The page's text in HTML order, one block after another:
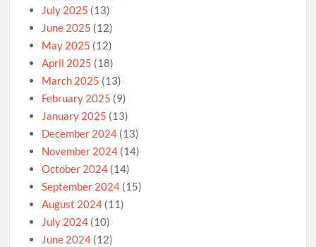
July 2025 (13)
June 2025 (12)
May 2025 (12)
April 2025 (18)
March 2025 (13)
February 2025 (9)
January 2025 (13)
December 2024 (13)
November 2024 (14)
October 2024 (14)
September 2024 (15)
August 2024 (11)
July 2024 (10)
June 2024 (12)